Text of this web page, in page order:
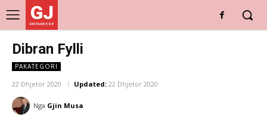
GJ
DRITARE E RE
Dibran Fylli
PAKATEGORI
22 Dhjetor 2020 Updated: 22 Dhjetor 2020
Nga Gjin Musa